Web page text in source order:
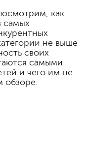
как
самых
не выше
своих
самыми
и чего им не
обзоре.